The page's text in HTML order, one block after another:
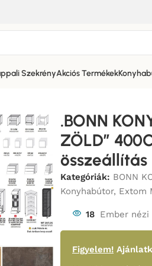
SzekrényAkciós Termékek
.BONN
ZÖLD”
összeállítás
Kategóriák: BONN
Konyhabútor, Extom
18 Ember
Figyelem!